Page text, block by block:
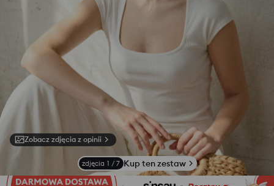
Zobacz zdjęcia z opinii
zdjęcia 1 / 7 Kup ten zestaw